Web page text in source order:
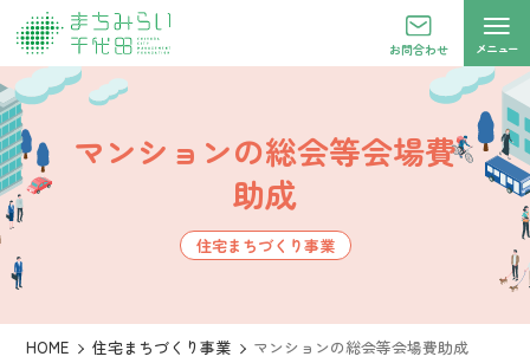
お問合わせ メニュー
マンションの総会等会場費
助成
住宅まちづくり事業
HOME 住宅まちづくり事業 マンションの総会等会場費助成